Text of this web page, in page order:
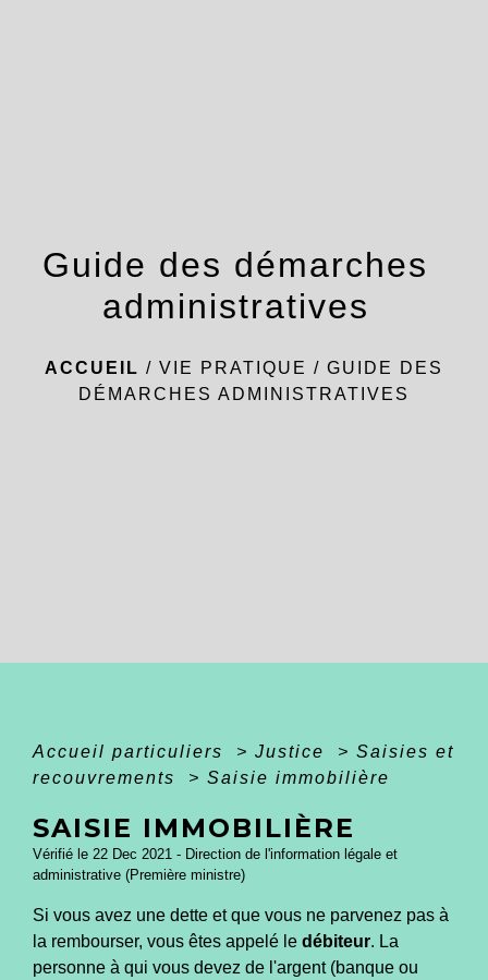
Guide des démarches
administratives
ACCUEIL / VIE PRATIQUE / GUIDE DES
DÉMARCHES ADMINISTRATIVES
Accueil particuliers > Justice > Saisies et
recouvrements
> Saisie immobilière
SAISIE IMMOBILIÈRE
Vérifié le 22 Dec 2021 - Direction de l'information légale et
administrative (Première ministre)
Si vous avez une dette et que vous ne parvenez pas à
la rembourser, vous êtes appelé le débiteur. La
personne à qui vous devez de l'argent (banque ou